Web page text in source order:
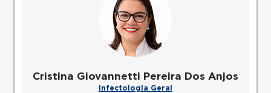
Cristina Giovannetti Pereira Dos Anjos
Infectologia Geral